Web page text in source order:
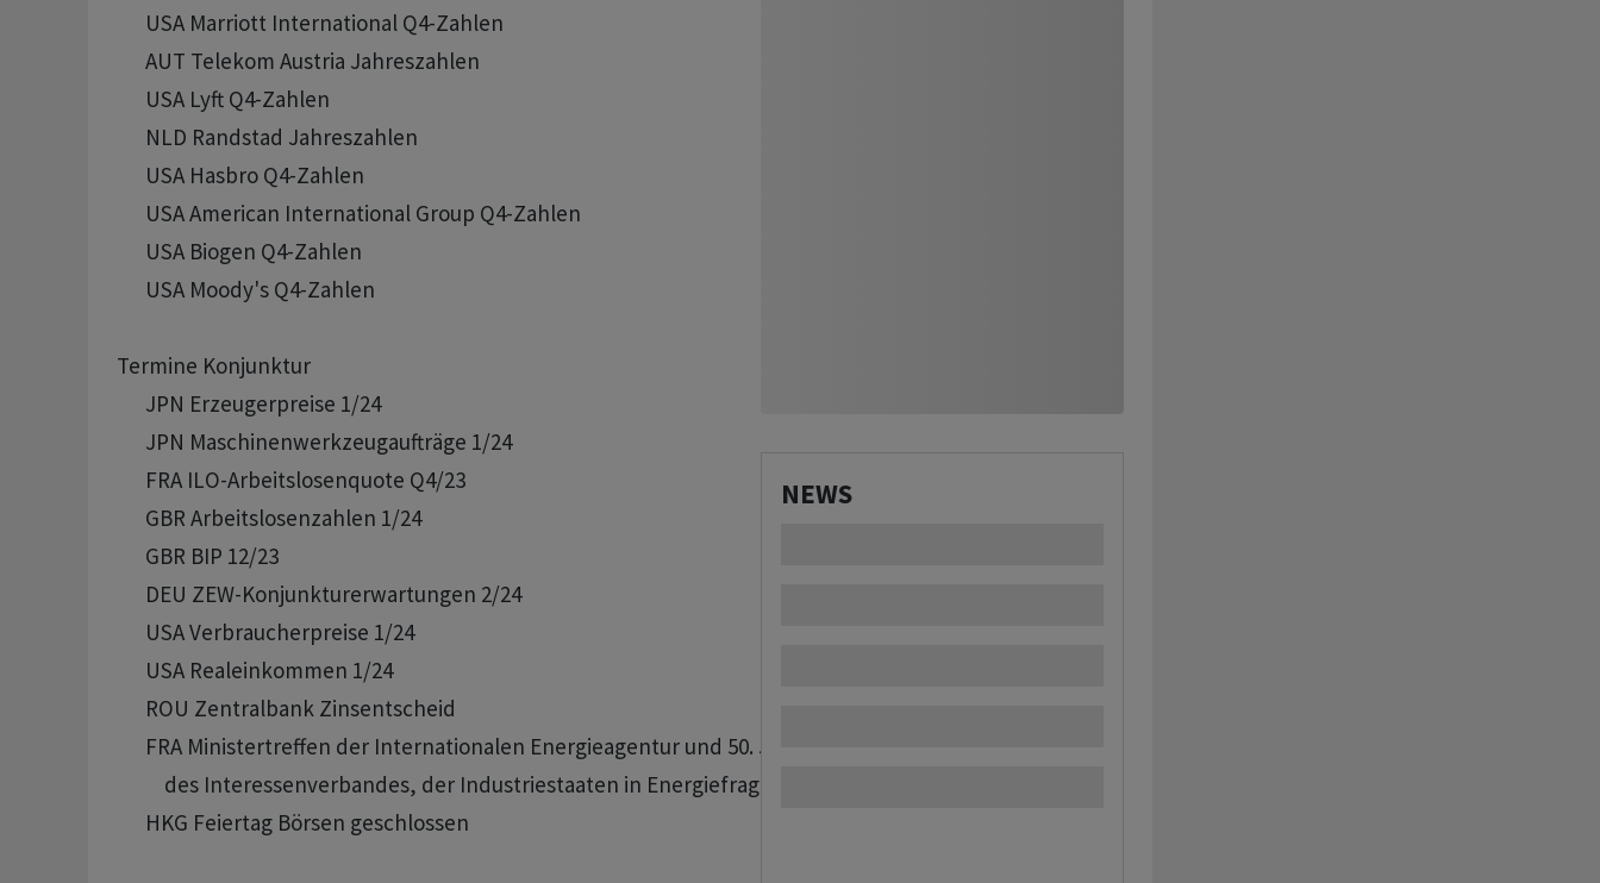
      USA Marriott International Q4-Zahlen
      AUT Telekom Austria Jahreszahlen
      USA Lyft Q4-Zahlen
      NLD Randstad Jahreszahlen
      USA Hasbro Q4-Zahlen
      USA American International Group Q4-Zahlen
      USA Biogen Q4-Zahlen
      USA Moody's Q4-Zahlen
Termine Konjunktur
      JPN Erzeugerpreise 1/24
      JPN Maschinenwerkzeugaufträge 1/24
      FRA ILO-Arbeitslosenquote Q4/23
      GBR Arbeitslosenzahlen 1/24
      GBR BIP 12/23
      DEU ZEW-Konjunkturerwartungen 2/24
      USA Verbraucherpreise 1/24
      USA Realeinkommen 1/24
      ROU Zentralbank Zinsentscheid
      FRA Ministertreffen der Internationalen Energieagentur und 50. Jubiläum
          des Interessenverbandes, der Industriestaaten in Energiefragen berät, Paris
      HKG Feiertag Börsen geschlossen
NEWS